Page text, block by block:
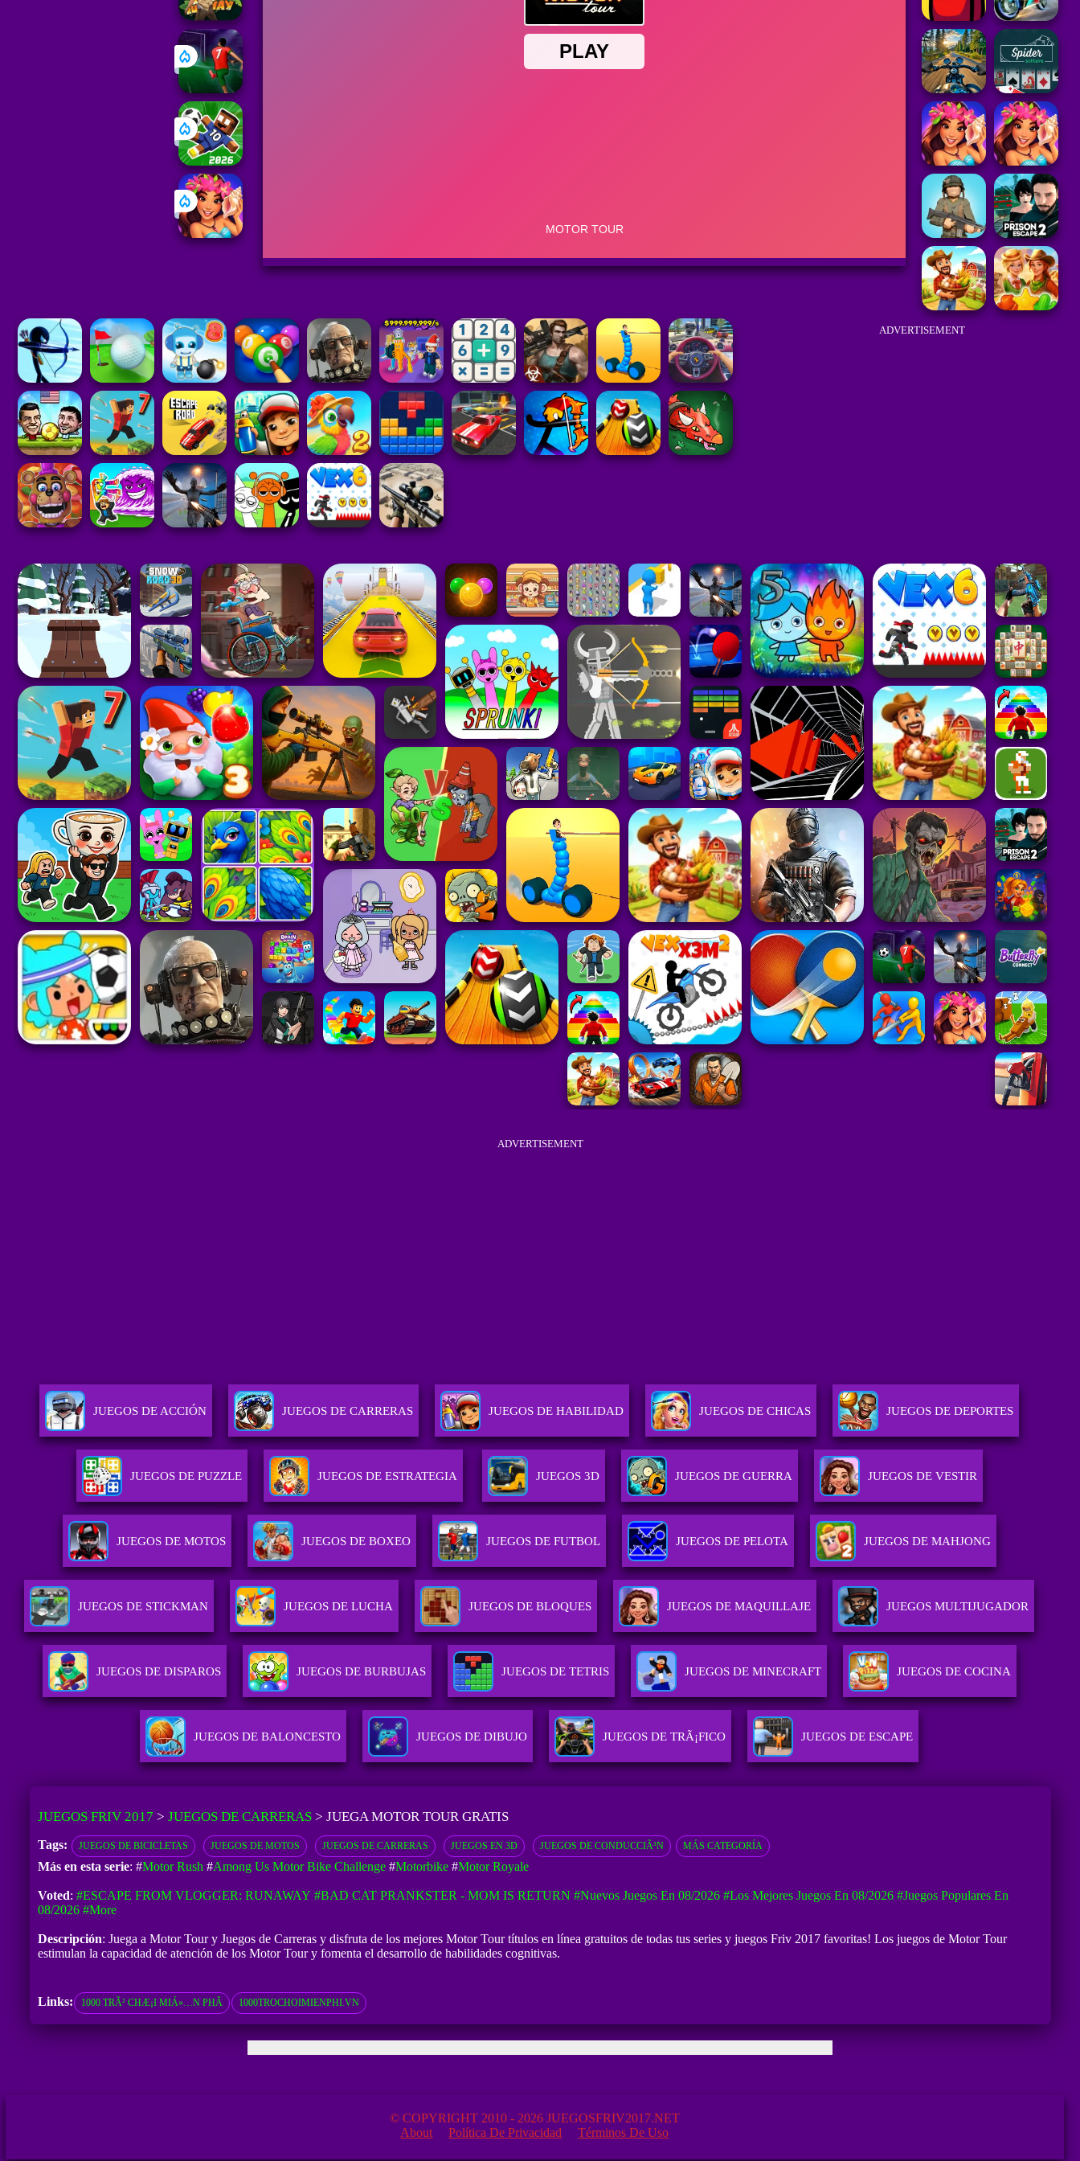
ADVERTISEMENT
ADVERTISEMENT
JUEGOS DE ACCIÓN JUEGOS DE CARRERAS JUEGOS DE HABILIDAD JUEGOS DE CHICAS JUEGOS DE DEPORTES
JUEGOS DE PUZZLE JUEGOS DE ESTRATEGIA JUEGOS 3D JUEGOS DE GUERRA JUEGOS DE VESTIR
JUEGOS DE MOTOS JUEGOS DE BOXEO JUEGOS DE FUTBOL JUEGOS DE PELOTA JUEGOS DE MAHJONG
JUEGOS DE STICKMAN JUEGOS DE LUCHA JUEGOS DE BLOQUES JUEGOS DE MAQUILLAJE JUEGOS MULTIJUGADOR
JUEGOS DE DISPAROS JUEGOS DE BURBUJAS JUEGOS DE TETRIS JUEGOS DE MINECRAFT JUEGOS DE COCINA
JUEGOS DE BALONCESTO JUEGOS DE DIBUJO JUEGOS DE TRÃ¡FICO JUEGOS DE ESCAPE
JUEGOS FRIV 2017 > JUEGOS DE CARRERAS> JUEGA MOTOR TOUR GRATIS
Tags: JUEGOS DE BICICLETAS JUEGOS DE MOTOS JUEGOS DE CARRERAS JUEGOS EN 3D JUEGOS DE CONDUCCIÃ³N MÁS CATEGORÍA
Más en esta serie: #Motor Rush #Among Us Motor Bike Challenge#Motorbike#Motor Royale
Voted: #ESCAPE FROM VLOGGER: RUNAWAY #BAD CAT PRANKSTER - MOM IS RETURN #Nuevos Juegos En 08/2026 #Los Mejores Juegos En 08/2026 #Juegos Populares En
08/2026 #more
Descripción: Juega a Motor Tour y Juegos de Carreras y disfruta de los mejores Motor Tour títulos en línea gratuitos de todas tus series y juegos Friv 2017 favoritas! Los juegos de Motor Tour
estimulan la capacidad de atención de los Motor Tour y fomenta el desarrollo de habilidades cognitivas.
Links: 1000 TRÃ² CHÆ¡I MIÁ»…N PHÃ­ 1000TROCHOIMIENPHI.VN
© COPYRIGHT 2010 - 2026 JUEGOSFRIV2017.NET
About
Política De Privacidad Términos De Uso